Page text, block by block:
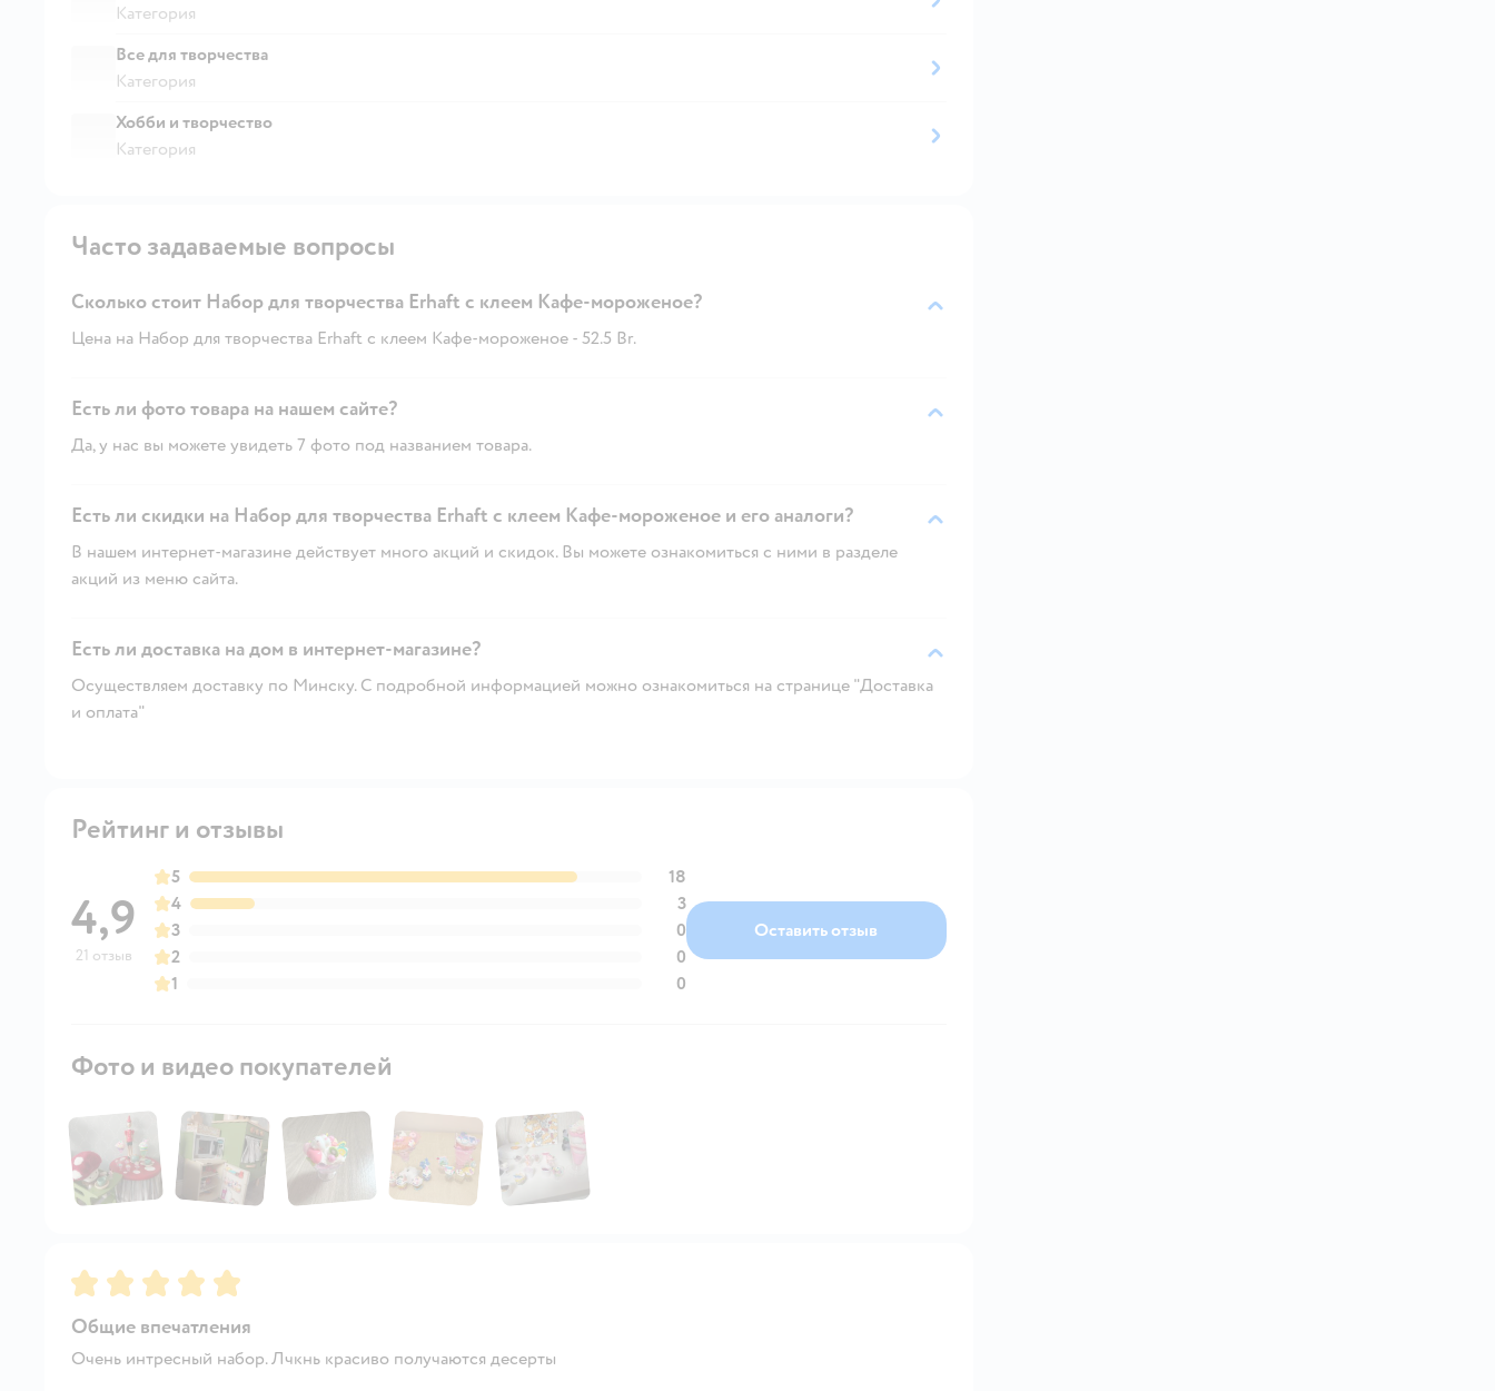
Категория
Все для творчества
Категория
Хобби и творчество
Категория
Часто задаваемые вопросы
Сколько стоит Набор для творчества Erhaft с клеем Кафе-мороженое?
Цена на Набор для творчества Erhaft с клеем Кафе-мороженое - 52.5 Br.
Есть ли фото товара на нашем сайте?
Да, у нас вы можете увидеть 7 фото под названием товара.
Есть ли скидки на Набор для творчества Erhaft с клеем Кафе-мороженое и его аналоги?
В нашем интернет-магазине действует много акций и скидок. Вы можете ознакомиться с ними в разделе
акций из меню сайта.
Есть ли доставка на дом в интернет-магазине?
Осуществляем доставку по Минску. С подробной информацией можно ознакомиться на странице "Доставка
и оплата"
Рейтинг и отзывы
4,9
21 отзыв
5
18
4
3
3
0
2
0
1
0
Оставить отзыв
Фото и видео покупателей
Рейтинг:5
Общие впечатления
Очень интресный набор. Лчкнь красиво получаются десерты